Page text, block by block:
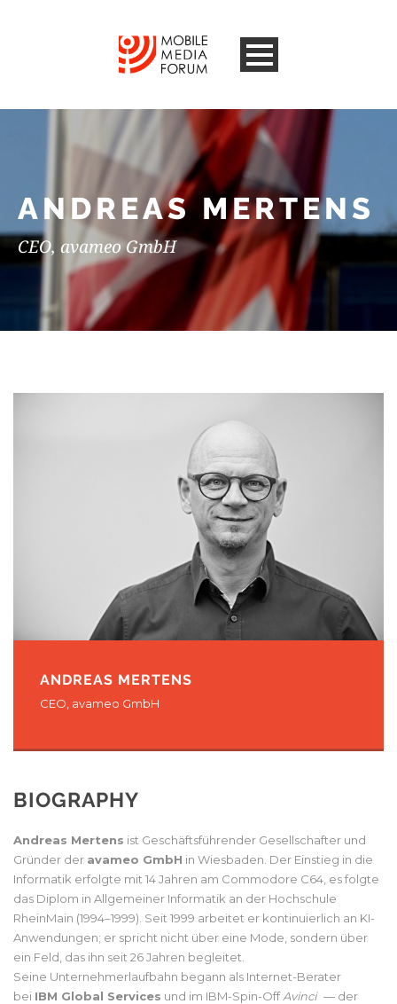
ANDREAS MERTENS
CEO, avameo GmbH
ANDREAS MERTENS
CEO, avameo GmbH
BIOGRAPHY
Andreas Mertens ist Geschäftsführender Gesellschafter und
Gründer der avameo GmbH in Wiesbaden. Der Einstieg in die
Informatik erfolgte mit 14 Jahren am Commodore C64, es folgte
das Diplom in Allgemeiner Informatik an der Hochschule
RheinMain (1994–1999). Seit 1999 arbeitet er kontinuierlich an KI-
Anwendungen; er spricht nicht über eine Mode, sondern über
ein Feld, das ihn seit 26 Jahren begleitet.
Seine Unternehmerlaufbahn begann als Internet-Berater
bei IBM Global Services und im IBM-Spin-OffAvinci — der